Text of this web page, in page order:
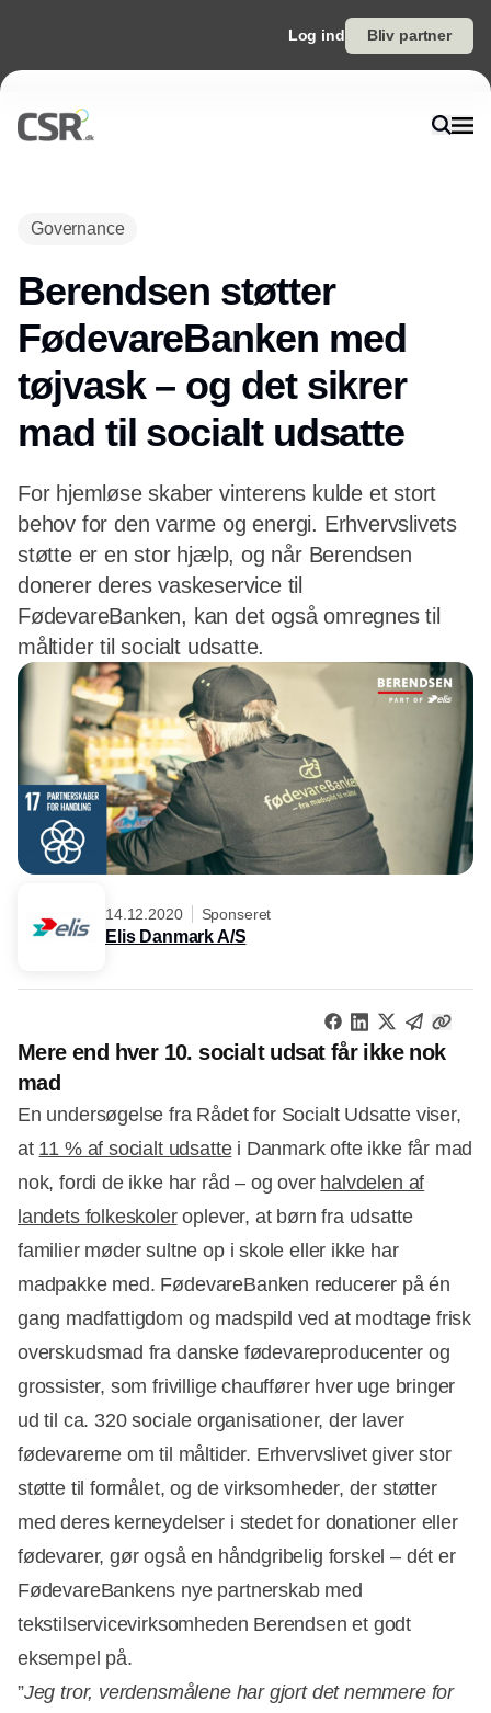
Log ind Bliv partner
Governance
Berendsen støtter
FødevareBanken med
tøjvask – og det sikrer
mad til socialt udsatte
For hjemløse skaber vinterens kulde et stort
behov for den varme og energi. Erhvervslivets
støtte er en stor hjælp, og når Berendsen
donerer deres vaskeservice til
FødevareBanken, kan det også omregnes til
måltider til socialt udsatte.
14.12.2020 Sponseret
Elis Danmark A/S
Mere end hver 10. socialt udsat får ikke nok
mad
En undersøgelse fra Rådet for Socialt Udsatte viser,
at 11 % af socialt udsattei Danmark ofte ikke får mad
nok, fordi de ikke har råd – og over halvdelen af
landets folkeskoleroplever, at børn fra udsatte
familier møder sultne op i skole eller ikke har
madpakke med. FødevareBanken reducerer på én
gang madfattigdom og madspild ved at modtage frisk
overskudsmad fra danske fødevareproducenter og
grossister, som frivillige chauffører hver uge bringer
ud til ca. 320 sociale organisationer, der laver
fødevarerne om til måltider. Erhvervslivet giver stor
støtte til formålet, og de virksomheder, der støtter
med deres kerneydelser i stedet for donationer eller
fødevarer, gør også en håndgribelig forskel – dét er
FødevareBankens nye partnerskab med
tekstilservicevirksomheden Berendsen et godt
eksempel på.
”Jeg tror, verdensmålene har gjort det nemmere for